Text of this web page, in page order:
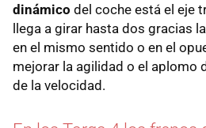
dinámico del coche está el eje
llega a girar hasta dos gracias
en el mismo sentido o en el
mejorar la agilidad o el aplomo
de la velocidad.